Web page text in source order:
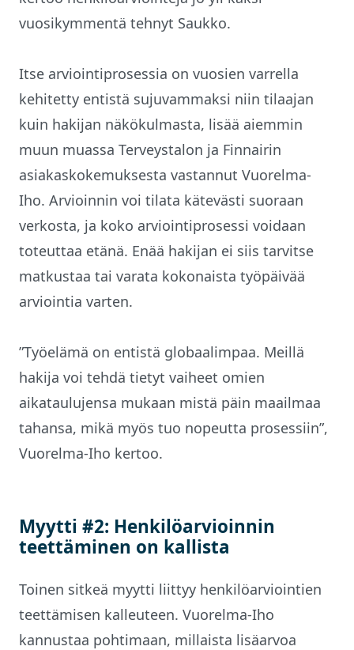
vuosikymmentä tehnyt Saukko.
Itse arviointiprosessia on vuosien varrella
kehitetty entistä sujuvammaksi niin tilaajan
kuin hakijan näkökulmasta, lisää aiemmin
muun muassa Terveystalon ja Finnairin
asiakaskokemuksesta vastannut Vuorelma-
Iho. Arvioinnin voi tilata kätevästi suoraan
verkosta, ja koko arviointiprosessi voidaan
toteuttaa etänä. Enää hakijan ei siis tarvitse
matkustaa tai varata kokonaista työpäivää
arviointia varten.
”Työelämä on entistä globaalimpaa. Meillä
hakija voi tehdä tietyt vaiheet omien
aikataulujensa mukaan mistä päin maailmaa
tahansa, mikä myös tuo nopeutta prosessiin”,
Vuorelma-Iho kertoo.
Myytti #2: Henkilöarvioinnin
teettäminen on kallista
Toinen sitkeä myytti liittyy henkilöarviointien
teettämisen kalleuteen. Vuorelma-Iho
kannustaa pohtimaan, millaista lisäarvoa